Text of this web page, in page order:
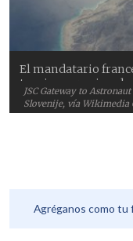
JSC Gateway to
Slovenije, vía Wikimedia
El mandatario
tensiones regionales.
Agréganos como tu